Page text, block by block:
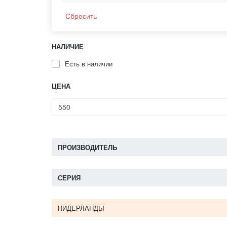
Сбросить
НАЛИЧИЕ
Есть в наличии
ЦЕНА
ПРОИЗВОДИТЕЛЬ
СЕРИЯ
НИДЕРЛАНДЫ